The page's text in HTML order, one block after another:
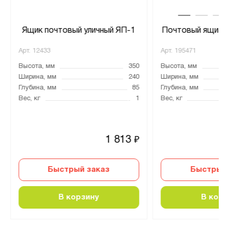
Ящик почтовый уличный ЯП-1
Арт. 12433
Высота, мм
350
Ширина, мм
240
Глубина, мм
85
Вес, кг
1 813₽
Быстрый заказ
В корзину
Почтовый ящик
Арт. 195471
Высота, мм
Ширина, мм
Глубина, мм
Вес, кг
Быстрый
В